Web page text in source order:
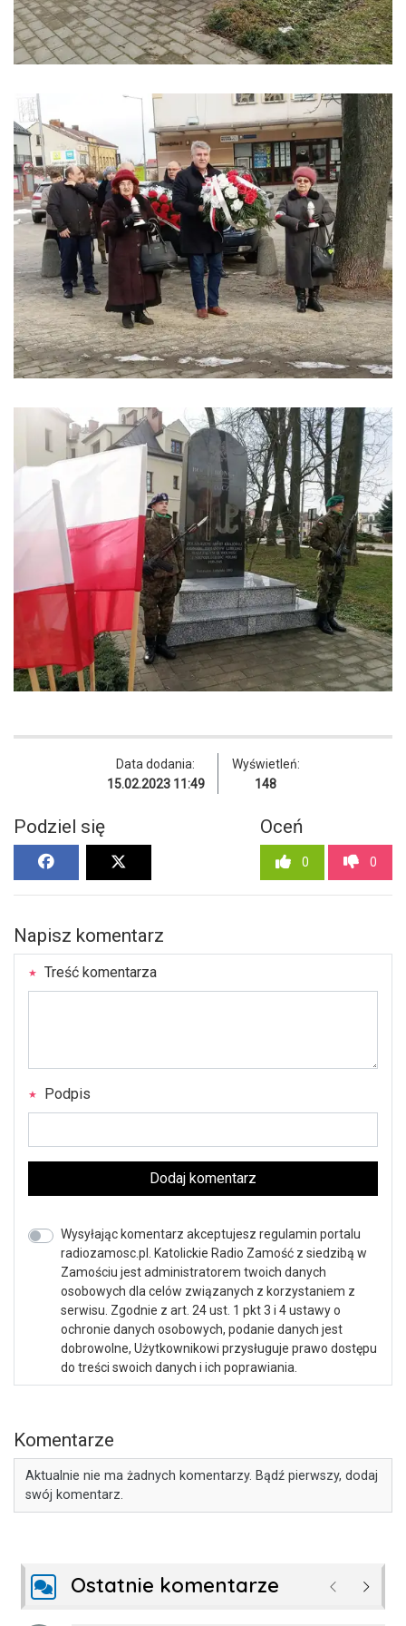
Data dodania:
15.02.2023 11:49
Wyświetleń:
148
Podziel się Oceń
0 0
Napisz komentarz
Treść komentarza
Podpis
Dodaj komentarz
Wysyłając komentarz akceptujesz regulamin portalu
radiozamosc.pl. Katolickie Radio Zamość z siedzibą w
Zamościu jest administratorem twoich danych
osobowych dla celów związanych z korzystaniem z
serwisu. Zgodnie z art. 24 ust. 1 pkt 3 i 4 ustawy o
ochronie danych osobowych, podanie danych jest
dobrowolne, Użytkownikowi przysługuje prawo dostępu
do treści swoich danych i ich poprawiania.
Komentarze
Aktualnie nie ma żadnych komentarzy. Bądź pierwszy, dodaj
swój komentarz.
Ostatnie komentarze Poprzednie